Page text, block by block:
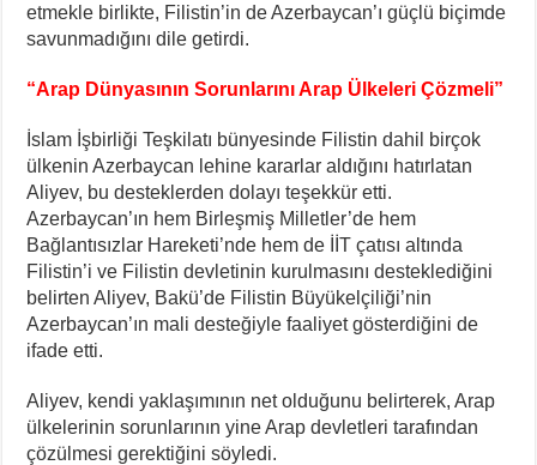
etmekle birlikte, Filistin’in de Azerbaycan’ı güçlü biçimde
savunmadığını dile getirdi.
“Arap Dünyasının Sorunlarını Arap Ülkeleri Çözmeli”
İslam İşbirliği Teşkilatı bünyesinde Filistin dahil birçok
ülkenin Azerbaycan lehine kararlar aldığını hatırlatan
Aliyev, bu desteklerden dolayı teşekkür etti.
Azerbaycan’ın hem Birleşmiş Milletler’de hem
Bağlantısızlar Hareketi’nde hem de İİT çatısı altında
Filistin’i ve Filistin devletinin kurulmasını desteklediğini
belirten Aliyev, Bakü’de Filistin Büyükelçiliği’nin
Azerbaycan’ın mali desteğiyle faaliyet gösterdiğini de
ifade etti.
Aliyev, kendi yaklaşımının net olduğunu belirterek, Arap
ülkelerinin sorunlarının yine Arap devletleri tarafından
çözülmesi gerektiğini söyledi.